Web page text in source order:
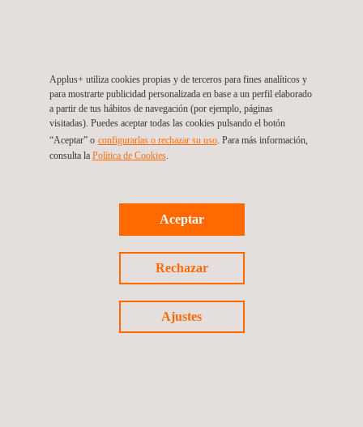
Sistemas y componentes automovilísticos
Ciberseguridad
Applus+ utiliza cookies propias y de terceros para fines analíticos y
para mostrarte publicidad personalizada en base a un perfil elaborado
a partir de tus hábitos de navegación (por ejemplo, páginas
visitadas). Puedes aceptar todas las cookies pulsando el botón
“Aceptar” o configurarlas o rechazar su uso. Para más información,
consulta la Política de Cookies.
Aceptar
Rechazar
Ajustes